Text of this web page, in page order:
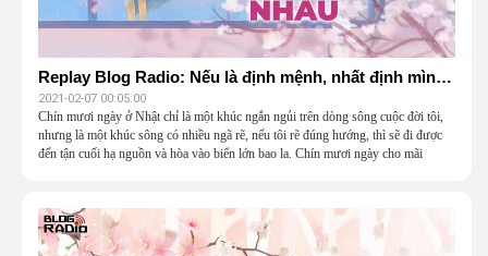
Replay Blog Radio: Nếu là định mệnh, nhất định mình sẽ gặp lại nhau
2021-02-07 00:05:00
Chín mươi ngày ở Nhật chỉ là một khúc ngắn ngủi trên dòng sông cuộc đời tôi,
nhưng là một khúc sông có nhiều ngã rẽ, nếu tôi rẽ đúng hướng, thì sẽ đi được
đến tận cuối hạ nguồn và hòa vào biển lớn bao la. Chín mươi ngày cho mãi